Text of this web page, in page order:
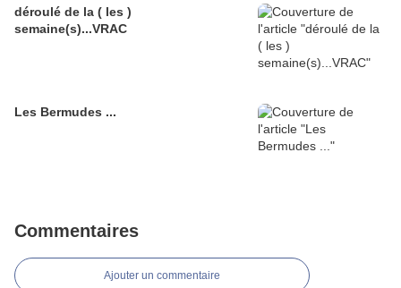
déroulé de la ( les )
semaine(s)...VRAC
Les Bermudes ...
Commentaires
Ajouter un commentaire